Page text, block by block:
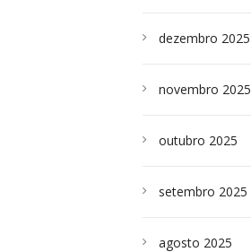
dezembro 2025
novembro 2025
outubro 2025
setembro 2025
agosto 2025